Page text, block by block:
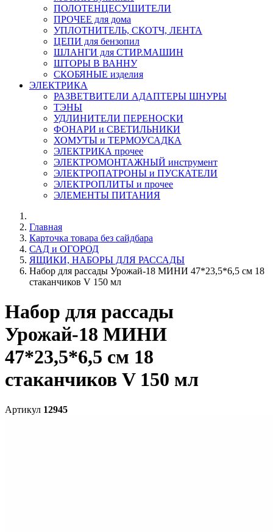
ПОЛОТЕНЦЕСУШИТЕЛИ
ПРОЧЕЕ для дома
УПЛОТНИТЕЛЬ, СКОТЧ, ЛЕНТА
ЦЕПИ для бензопил
ШЛАНГИ для СТИР.МАШИН
ШТОРЫ В ВАННУ
СКОБЯНЫЕ изделия
ЭЛЕКТРИКА
РАЗВЕТВИТЕЛИ АДАПТЕРЫ ШНУРЫ
ТЭНЫ
УДЛИНИТЕЛИ ПЕРЕНОСКИ
ФОНАРИ и СВЕТИЛЬНИКИ
ХОМУТЫ и ТЕРМОУСАДКА
ЭЛЕКТРИКА прочее
ЭЛЕКТРОМОНТАЖНЫЙ инструмент
ЭЛЕКТРОПАТРОНЫ и ПУСКАТЕЛИ
ЭЛЕКТРОПЛИТЫ и прочее
ЭЛЕМЕНТЫ ПИТАНИЯ
Главная
Карточка товара без сайдбара
САД и ОГОРОД
ЯЩИКИ, НАБОРЫ ДЛЯ РАССАДЫ
Набор для рассады Урожай-18 МИНИ 47*23,5*6,5 см 18
стаканчиков V 150 мл
Набор для рассады
Урожай-18 МИНИ
47*23,5*6,5 см 18
стаканчиков V 150 мл
Артикул 12945